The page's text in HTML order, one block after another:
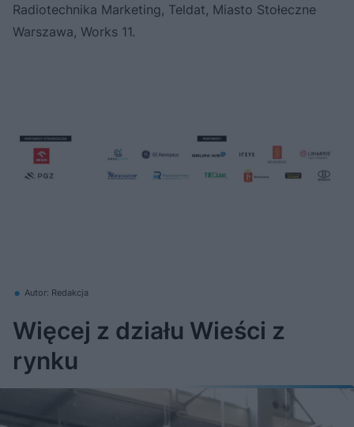
Radiotechnika Marketing, Teldat, Miasto Stołeczne
Warszawa, Works 11.
Autor: Redakcja
Więcej z działu Wieści z
rynku